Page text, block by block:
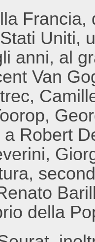
Uniti,
anni, al
Van
Robert
della